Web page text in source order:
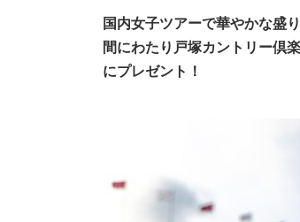
国内女子ツアーで華やかな盛
間にわたり戸塚カントリー倶
にプレゼント！